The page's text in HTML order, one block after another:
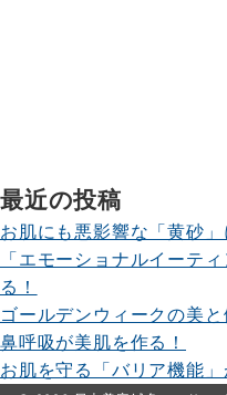
最近の投稿
お肌にも悪影響な「黄砂」
「エモーショナルイーテ
る！
ゴールデンウィークの美と
鼻呼吸が美肌を作る！
お肌を守る「バリア機能